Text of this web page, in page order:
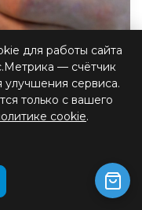
и инженерии
роль в
и
с ампут...
для работы сайта
— счётчик
улучшения сервиса.
только с вашего
cookie.